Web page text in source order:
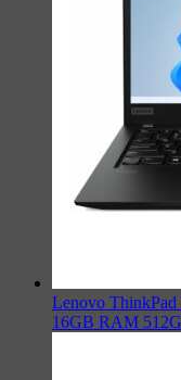
Lenovo
16GB RAM